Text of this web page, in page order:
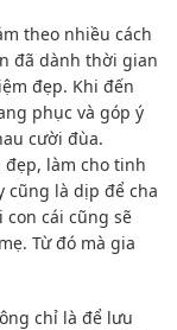
theo nhiều cách
đã dành thời gian
đẹp. Khi đến
phục và góp ý
cười đùa.
làm cho tinh
cũng là dịp để cha
con cái cũng sẽ
Từ đó mà gia
chỉ là để lưu